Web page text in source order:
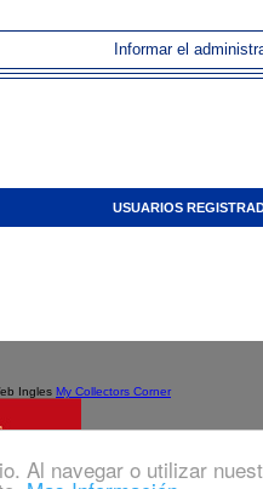
Al navegar o utilizar
Informar el
USUARIOS
Ingles My Collectors Corner